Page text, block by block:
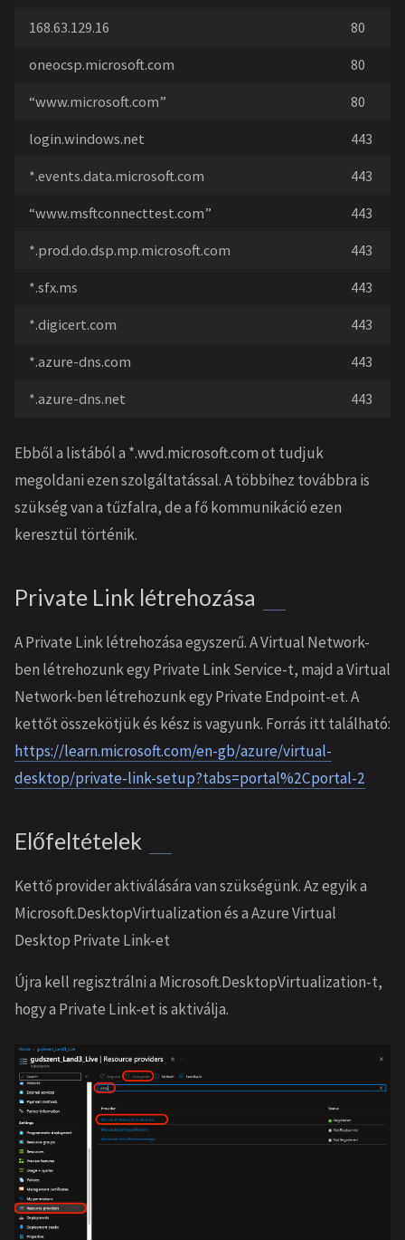
168.63.129.16 80
oneocsp.microsoft.com 80
“www.microsoft.com” 80
login.windows.net 443
*.events.data.microsoft.com 443
“www.msftconnecttest.com” 443
*.prod.do.dsp.mp.microsoft.com 443
*.sfx.ms 443
*.digicert.com 443
*.azure-dns.com 443
*.azure-dns.net 443
Ebből a listából a *.wvd.microsoft.com ot tudjuk
megoldani ezen szolgáltatással. A többihez továbbra is
szükség van a tűzfalra, de a fő kommunikáció ezen
keresztül történik.
Private Link létrehozása
A Private Link létrehozása egyszerű. A Virtual Network-
ben létrehozunk egy Private Link Service-t, majd a Virtual
Network-ben létrehozunk egy Private Endpoint-et. A
kettőt összekötjük és kész is vagyunk. Forrás itt található:
https://learn.microsoft.com/en-gb/azure/virtual-
desktop/private-link-setup?tabs=portal%2Cportal-2
Előfeltételek
Kettő provider aktiválására van szükségünk. Az egyik a
Microsoft.DesktopVirtualization és a Azure Virtual
Desktop Private Link-et
Újra kell regisztrálni a Microsoft.DesktopVirtualization-t,
hogy a Private Link-et is aktiválja.